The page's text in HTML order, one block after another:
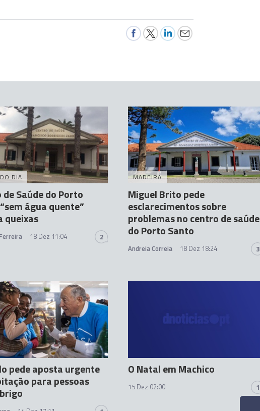
DIA
de Saúde do Porto
água quente”
queixas
18 Dez 11:04 2
MADEIRA
Miguel Brito pede
esclarecimentos sobre
problemas no centro de saúde
do Porto Santo
Andreia Correia 18 Dez 18:24 3
pede aposta urgente
para pessoas
O Natal em Machico
15 Dez 02:00 1